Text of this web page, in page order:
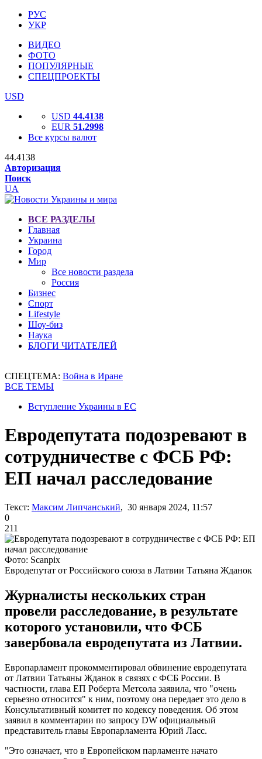
РУС
УКР
ВИДЕО
ФОТО
ПОПУЛЯРНЫЕ
СПЕЦПРОЕКТЫ
USD
USD 44.4138
EUR 51.2998
Все курсы валют
44.4138
Авторизация
Поиск
UA
ВСЕ РАЗДЕЛЫ
Главная
Украина
Город
Мир
Все новости раздела
Россия
Бизнес
Спорт
Lifestyle
Шоу-биз
Наука
БЛОГИ ЧИТАТЕЛЕЙ
СПЕЦТЕМА: Война в Иране
ВСЕ ТЕМЫ
Вступление Украины в ЕС
Евродепутата подозревают в
сотрудничестве с ФСБ РФ:
ЕП начал расследование
Текст: Максим Липчанський, 30 января 2024, 11:57
0
211
Фото: Scanpix
Евродепутат от Российского союза в Латвии Татьяна Жданок
Журналисты нескольких стран
провели расследование, в результате
которого установили, что ФСБ
завербовала евродепутата из Латвии.
Европарламент прокомментировал обвинение евродепутата
от Латвии Татьяны Жданок в связях с ФСБ России. В
частности, глава ЕП Роберта Метсола заявила, что "очень
серьезно относится" к ним, поэтому она передает это дело в
Консультативный комитет по кодексу поведения. Об этом
заявил в комментарии по запросу DW официальный
представитель главы Европарламента Юрий Ласс.
"Это означает, что в Европейском парламенте начато